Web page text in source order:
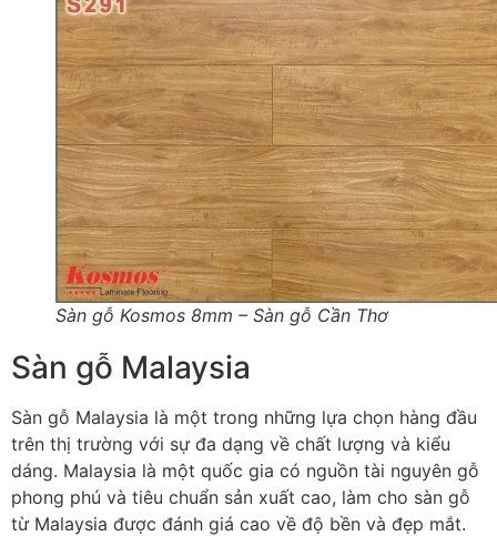
Sàn gỗ Kosmos 8mm – Sàn gỗ Cần Thơ
Sàn gỗ Malaysia
Sàn gỗ Malaysia là một trong những lựa chọn hàng đầu
trên thị trường với sự đa dạng về chất lượng và kiểu
dáng. Malaysia là một quốc gia có nguồn tài nguyên gỗ
phong phú và tiêu chuẩn sản xuất cao, làm cho sàn gỗ
từ Malaysia được đánh giá cao về độ bền và đẹp mắt.